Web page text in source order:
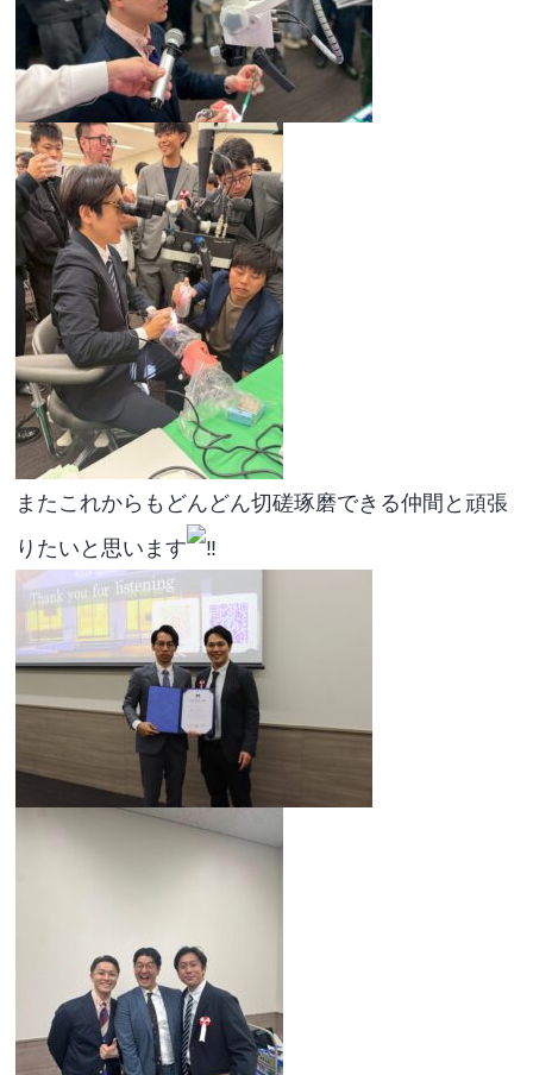
またこれからもどんどん切磋琢磨できる仲間と頑張
りたいと思います